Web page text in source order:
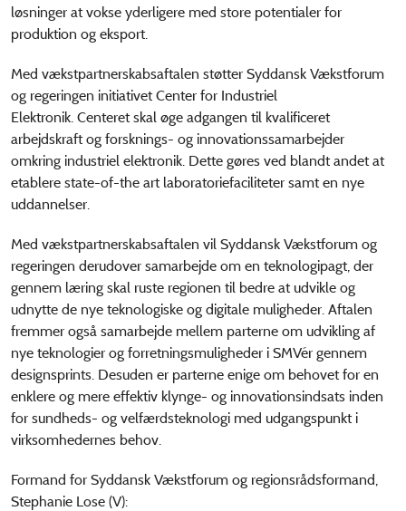
løsninger at vokse yderligere med store potentialer for
produktion og eksport.
Med vækstpartnerskabsaftalen støtter Syddansk Vækstforum
og regeringen initiativet Center for Industriel
Elektronik. Centeret skal øge adgangen til kvalificeret
arbejdskraft og forsknings- og innovationssamarbejder
omkring industriel elektronik. Dette gøres ved blandt andet at
etablere state-of-the art laboratoriefaciliteter samt en nye
uddannelser.
Med vækstpartnerskabsaftalen vil Syddansk Vækstforum og
regeringen derudover samarbejde om en teknologipagt, der
gennem læring skal ruste regionen til bedre at udvikle og
udnytte de nye teknologiske og digitale muligheder. Aftalen
fremmer også samarbejde mellem parterne om udvikling af
nye teknologier og forretningsmuligheder i SMVér gennem
designsprints. Desuden er parterne enige om behovet for en
enklere og mere effektiv klynge- og innovationsindsats inden
for sundheds- og velfærdsteknologi med udgangspunkt i
virksomhedernes behov.
Formand for Syddansk Vækstforum og regionsrådsformand,
Stephanie Lose (V):